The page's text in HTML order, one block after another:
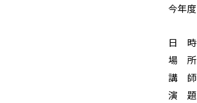
今年度
日 時
場 所
講 師
演 題